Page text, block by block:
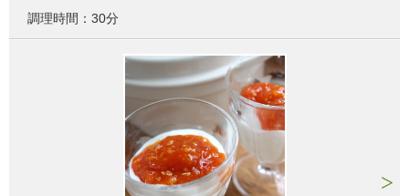
調理時間：30分